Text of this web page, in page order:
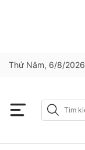
Thứ Năm, 6/8/2026